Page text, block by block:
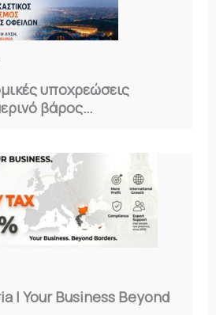
υποχρεώσεις
βάρος…
| Your Business Beyond